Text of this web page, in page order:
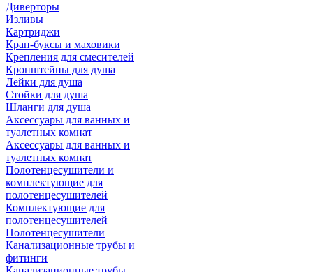
Диверторы
Изливы
Картриджи
Кран-буксы и маховики
Крепления для смесителей
Кронштейны для душа
Лейки для душа
Стойки для душа
Шланги для душа
Аксессуары для ванных и
туалетных комнат
Аксессуары для ванных и
туалетных комнат
Полотенцесушители и
комплектующие для
полотенцесушителей
Комплектующие для
полотенцесушителей
Полотенцесушители
Канализационные трубы и
фитинги